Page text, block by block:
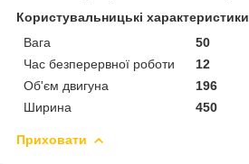
Користувальницькі характеристики
Вага
50
Час безперервної роботи
12
Об'єм двигуна
196
Ширина
450
Приховати